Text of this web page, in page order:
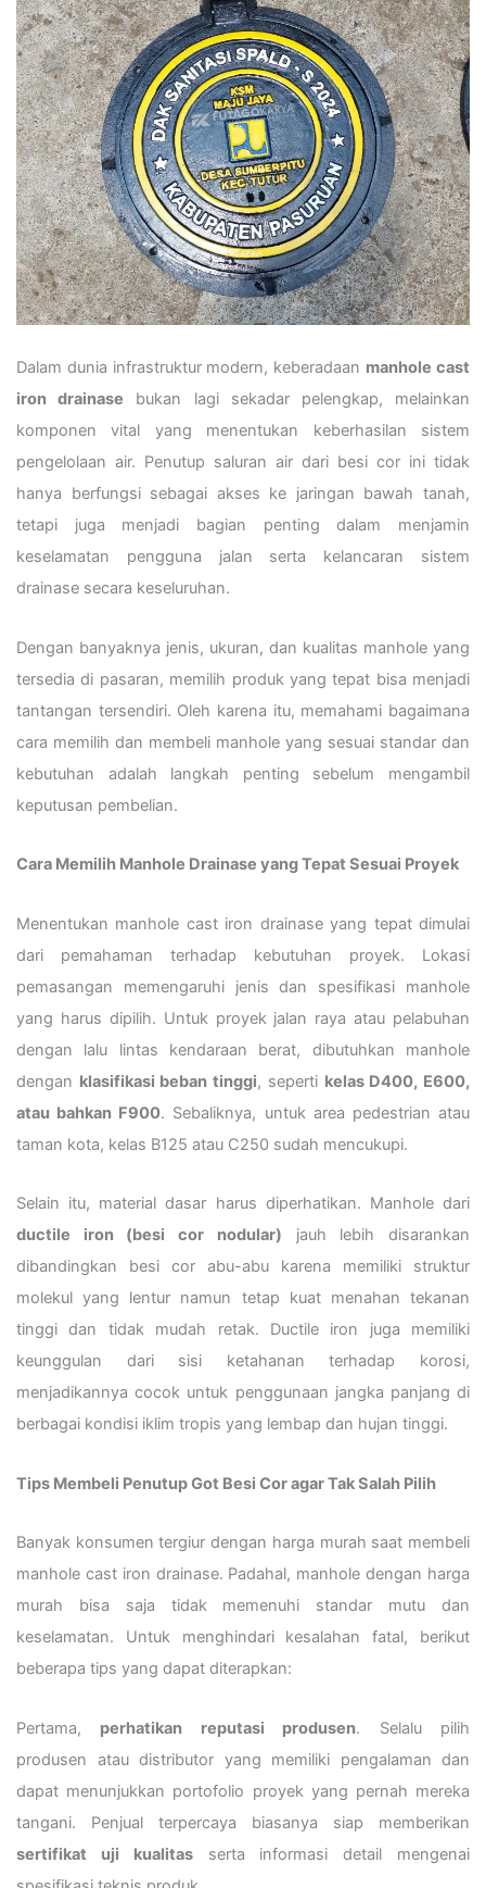
Dalam dunia infrastruktur modern, keberadaan manhole cast
iron drainase bukan lagi sekadar pelengkap, melainkan
komponen vital yang menentukan keberhasilan sistem
pengelolaan air. Penutup saluran air dari besi cor ini tidak
hanya berfungsi sebagai akses ke jaringan bawah tanah,
tetapi juga menjadi bagian penting dalam menjamin
keselamatan pengguna jalan serta kelancaran sistem
drainase secara keseluruhan.
Dengan banyaknya jenis, ukuran, dan kualitas manhole yang
tersedia di pasaran, memilih produk yang tepat bisa menjadi
tantangan tersendiri. Oleh karena itu, memahami bagaimana
cara memilih dan membeli manhole yang sesuai standar dan
kebutuhan adalah langkah penting sebelum mengambil
keputusan pembelian.
Cara Memilih Manhole Drainase yang Tepat Sesuai Proyek
Menentukan manhole cast iron drainase yang tepat dimulai
dari pemahaman terhadap kebutuhan proyek. Lokasi
pemasangan memengaruhi jenis dan spesifikasi manhole
yang harus dipilih. Untuk proyek jalan raya atau pelabuhan
dengan lalu lintas kendaraan berat, dibutuhkan manhole
dengan klasifikasi beban tinggi, seperti kelas D400, E600,
atau bahkan F900. Sebaliknya, untuk area pedestrian atau
taman kota, kelas B125 atau C250 sudah mencukupi.
Selain itu, material dasar harus diperhatikan. Manhole dari
ductile iron (besi cor nodular) jauh lebih disarankan
dibandingkan besi cor abu-abu karena memiliki struktur
molekul yang lentur namun tetap kuat menahan tekanan
tinggi dan tidak mudah retak. Ductile iron juga memiliki
keunggulan dari sisi ketahanan terhadap korosi,
menjadikannya cocok untuk penggunaan jangka panjang di
berbagai kondisi iklim tropis yang lembap dan hujan tinggi.
Tips Membeli Penutup Got Besi Cor agar Tak Salah Pilih
Banyak konsumen tergiur dengan harga murah saat membeli
manhole cast iron drainase. Padahal, manhole dengan harga
murah bisa saja tidak memenuhi standar mutu dan
keselamatan. Untuk menghindari kesalahan fatal, berikut
beberapa tips yang dapat diterapkan:
Pertama, perhatikan reputasi produsen. Selalu pilih
produsen atau distributor yang memiliki pengalaman dan
dapat menunjukkan portofolio proyek yang pernah mereka
tangani. Penjual terpercaya biasanya siap memberikan
sertifikat uji kualitasserta informasi detail mengenai